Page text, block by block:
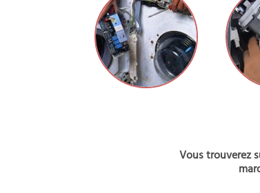
Vous trouverez